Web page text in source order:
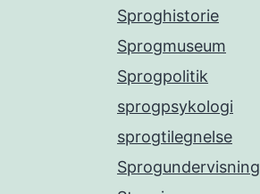
Sproghistorie
Sprogmuseum
Sprogpolitik
sprogpsykologi
sprogtilegnelse
Sprogundervisning